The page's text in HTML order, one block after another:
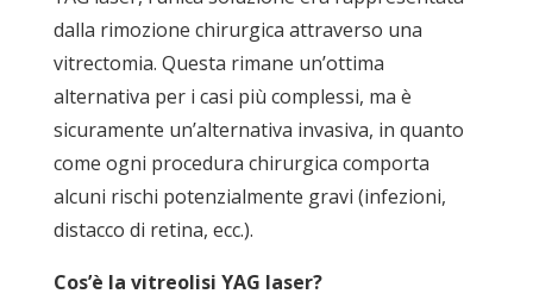
dalla rimozione chirurgica attraverso una
vitrectomia. Questa rimane un’ottima
alternativa per i casi più complessi, ma è
sicuramente un’alternativa invasiva, in quanto
come ogni procedura chirurgica comporta
alcuni rischi potenzialmente gravi (infezioni,
distacco di retina, ecc.).
Cos’è la vitreolisi YAG laser?